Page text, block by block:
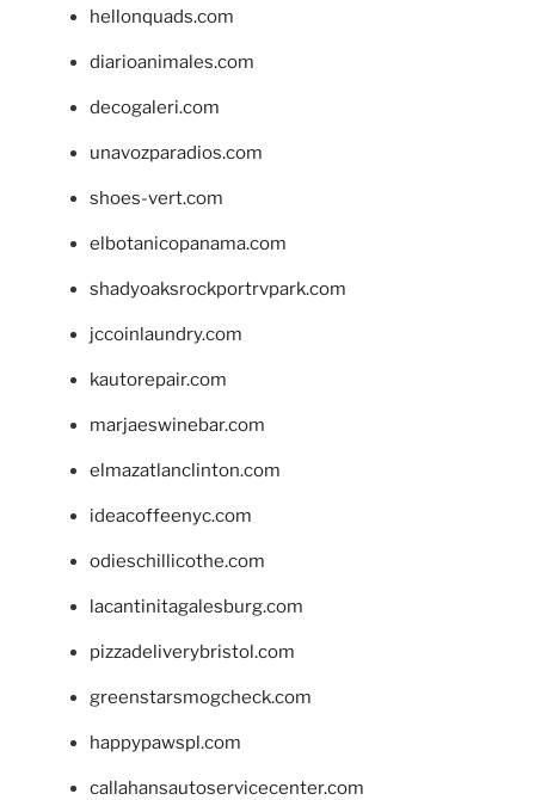
hellonquads.com
diarioanimales.com
decogaleri.com
unavozparadios.com
shoes-vert.com
elbotanicopanama.com
shadyoaksrockportrvpark.com
jccoinlaundry.com
kautorepair.com
marjaeswinebar.com
elmazatlanclinton.com
ideacoffeenyc.com
odieschillicothe.com
lacantinitagalesburg.com
pizzadeliverybristol.com
greenstarsmogcheck.com
happypawspl.com
callahansautoservicecenter.com